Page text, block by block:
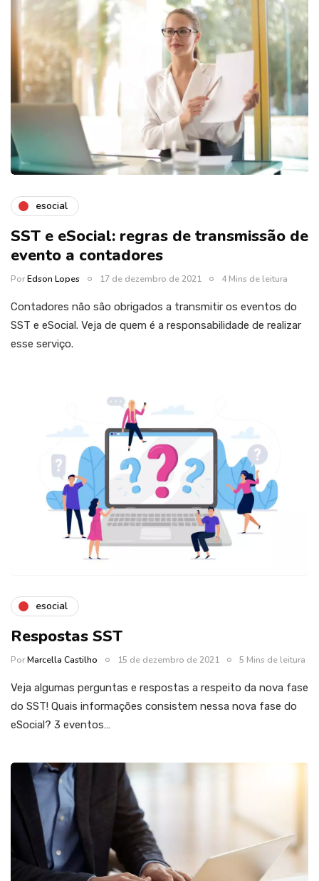
esocial
SST e eSocial: regras de transmissão de
evento a contadores
PorEdson Lopes 17 de dezembro de 2021 4 Mins de leitura
Contadores não são obrigados a transmitir os eventos do
SST e eSocial. Veja de quem é a responsabilidade de realizar
esse serviço.
esocial
Respostas SST
PorMarcella Castilho 15 de dezembro de 2021 5 Mins de leitura
Veja algumas perguntas e respostas a respeito da nova fase
do SST! Quais informações consistem nessa nova fase do
eSocial? 3 eventos…